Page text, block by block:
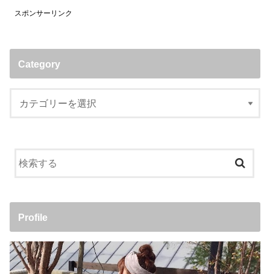
スポンサーリンク
Category
Profile